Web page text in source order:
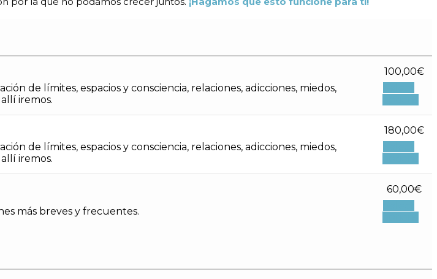
de límites, espacios y consciencia, relaciones, adicciones, miedos,
iremos.
100,00€
de límites, espacios y consciencia, relaciones, adicciones, miedos,
iremos.
180,00€
más breves y frecuentes.
60,00€